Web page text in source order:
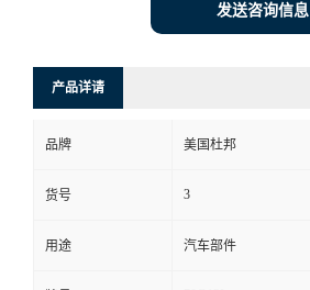
发送咨询信息
产品详请
品牌 美国杜邦
货号 3
用途 汽车部件